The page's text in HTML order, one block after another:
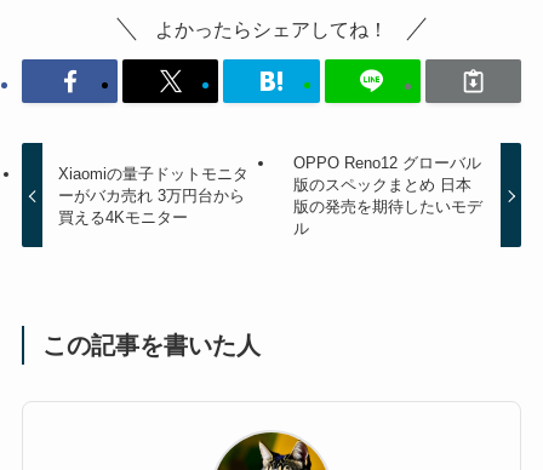
よかったらシェアしてね！
Xiaomiの量子ドットモニタ
ーがバカ売れ 3万円台から
買える4Kモニター
OPPO Reno12 グローバル
版のスペックまとめ 日本
版の発売を期待したいモデ
ル
この記事を書いた人